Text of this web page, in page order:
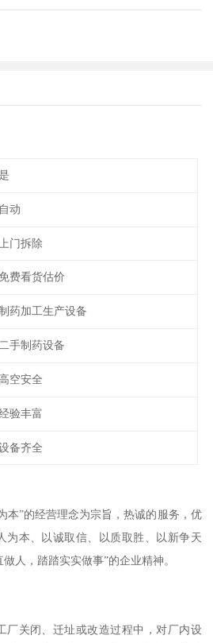
自动
上门拆除
费看货估价
药加工生产设备
二手制药设备
空安全
验丰富
备齐全
本”的经营理念为宗旨，热诚的服务，优
为本、以诚取信、以质取胜、以新争天
人，踏踏实实做事”的企业精神。
厂关闭、迁址或改造过程中，对厂内设